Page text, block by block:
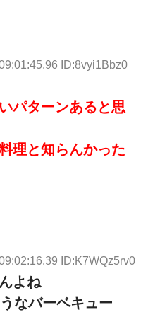
ID:8vyi1Bbz0
パターンあると思
理と知らんかった
ID:K7WQz5rv0
よね
なバーベキュー